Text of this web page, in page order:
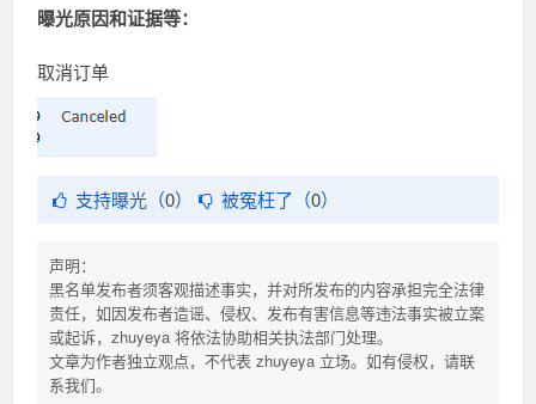
曝光原因和证据等：
取消订单
支持曝光（0） 被冤枉了（0）
声明：
黑名单发布者须客观描述事实，并对所发布的内容承担完全法律
责任，如因发布者造谣、侵权、发布有害信息等违法事实被立案
或起诉，zhuyeya 将依法协助相关执法部门处理。
文章为作者独立观点，不代表 zhuyeya 立场。如有侵权，请联
系我们。